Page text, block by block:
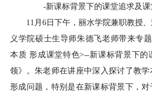
-新课标背景下的课堂追求及课
11月6日下午，丽水学院兼职教授
义学院硕士生导师朱德飞老师带来专
本质 形成课堂特色>--新课标背景下的
领》。朱老师在讲座中深入探讨了教
形成问题，特别是在新课标背景下，